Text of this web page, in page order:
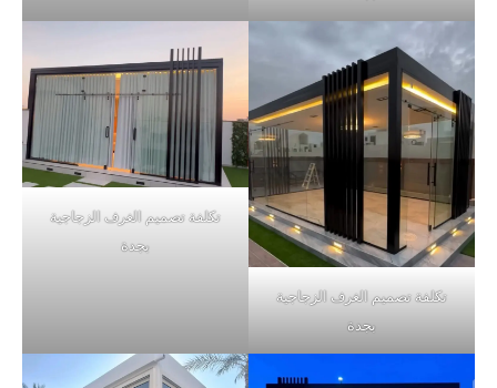
تكلفة تصميم الغرف الزجاجية
بجدة
تكلفة تصميم الغرف الزجاجية
بجدة